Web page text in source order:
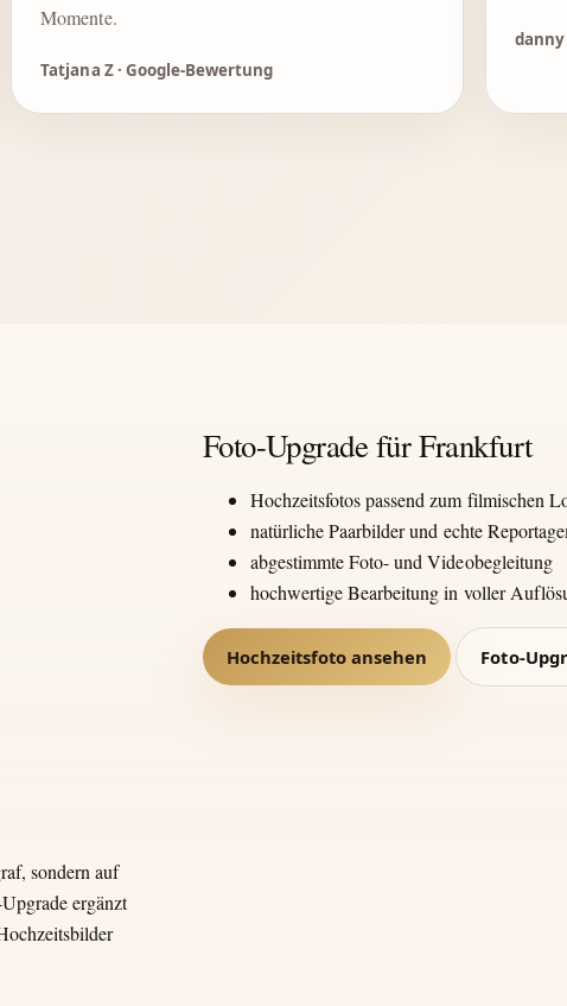
Momente.
Tatjana Z · Google-Bewertung
danny
sondern auf
ergänzt
Foto-Upgrade für Frankfurt
Hochzeitsfotos passend zum filmischen
natürliche Paarbilder und echte
abgestimmte Foto- und Videobegleitung
hochwertige Bearbeitung in voller
Hochzeitsfoto ansehen Foto-